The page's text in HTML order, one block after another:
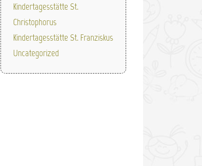
Kindertagesstätte St.
Christophorus
Kindertagesstätte St. Franziskus
Uncategorized